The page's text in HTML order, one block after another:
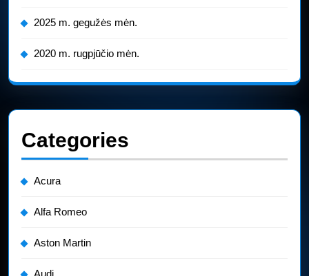
2025 m. gegužės mėn.
2020 m. rugpjūčio mėn.
Categories
Acura
Alfa Romeo
Aston Martin